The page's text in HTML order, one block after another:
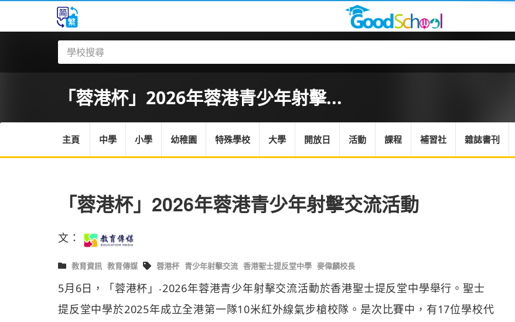
「蓉港杯」2026年蓉港青少年射擊...
主頁 中學 小學 幼稚園 特殊學校 大學 開放日 活動 課程 補習社 雜誌書刊
「蓉港杯」2026年蓉港青少年射擊交流活動
文：
教育資訊 教育傳媒 蓉港杯 青少年射擊交流 香港聖士提反堂中學 麥偉麟校長
5月6日，「蓉港杯」‧2026年蓉港青少年射擊交流活動於香港聖士提反堂中學舉行。聖士
提反堂中學於2025年成立全港第一隊10米紅外線氣步槍校隊。是次比賽中，有17位學校代